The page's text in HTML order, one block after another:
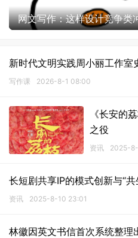
网文写作：这样设计竞争类
新时代文明实践周小丽工作室
写作课 2026-8-1 08:00
《长安的
之役
资讯 2025-
长短剧共享IP的模式创新与“共
资讯 2025-8-10 23:01
林徽因英文书信首次系统整理